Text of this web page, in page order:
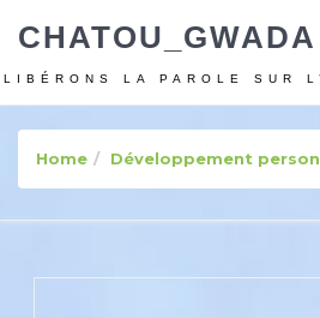
LIBÉRONS LA PAROLE SUR
Home Développement